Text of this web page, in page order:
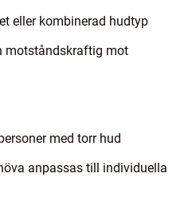
eller kombinerad hudtyp
motståndskraftig mot
med torr hud
anpassas till individuella